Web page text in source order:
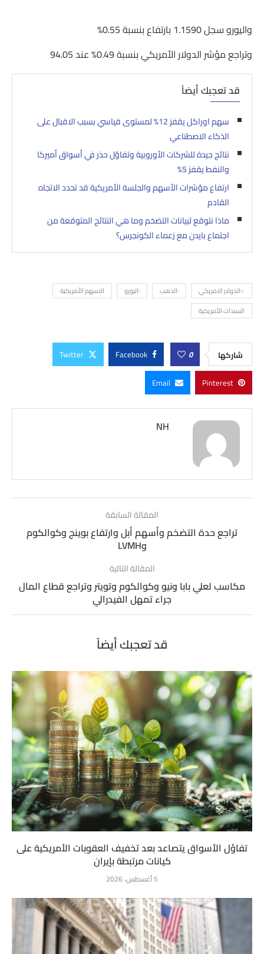
واليورو سجل 1.1590 بارتفاع بنسبة 0.55%
وتراجع مؤشر الدولار الأمريكي بنسبة 0.49% عند 94.05
قد تعجبك أيضاً
سهم اوراكل يقفز 12% لمستوى قياسي بسبب الاقبال على
الذكاء الاصطناعي
نتائج جيدة للشركات الأوروبية وتفاؤل حذر في أسواق أميركا
والنفط يقفز 5%
ارتفاع مؤشرات الأسهم والجلسة الأمريكية قد تحدد الاتجاه
القادم
ماذا نتوقع لبيانات التضخم وما هي النتائج المتوقعة من
اجتماع بايدن مع زعماء الكونجرس؟
-:الدولار الامريكي :الذهب :اليورو
الاسهم الأمريكية
السندات الأمريكية
شاركها 0
Facebook
Twitter
Pinterest
Email
NH
المقالة السابقة
تراجع حدة التضخم وأسهم أبل وارتفاع بوينج وكوالكوم
وLVMH
المقالة التالية
مكاسب لعلي بابا ونيو وكوالكوم وتويتر وتراجع قطاع المال
جراء تمهل الفيدرالي
قد تعجبك أيضاً
تفاؤل الأسواق يتصاعد بعد تخفيف العقوبات الأمريكية على
كيانات مرتبطة بإيران
5 أغسطس، 2026